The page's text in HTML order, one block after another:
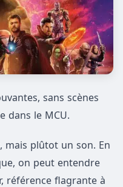
sans scènes
dans le MCU.
mais plûtot un son. En
on peut entendre
référence flagrante à